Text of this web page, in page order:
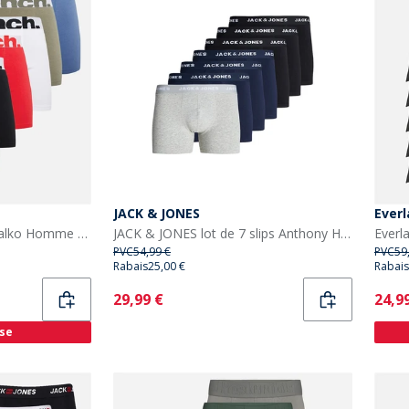
Bench lot de 7 boxers Malko Homme Noir/Bleu Clair/Marine/Rouge/Blanc/Kaki Clair/Bleu
JACK & JONES
JACK & JONES lot de 7 slips Anthony Homme Noir/Noir/Noir/Marine/Marine/Marine/Gris Chiné Clair
PVC54,99 €
Rabais25,00 €
Current
29,99 €
PVC
Rabais